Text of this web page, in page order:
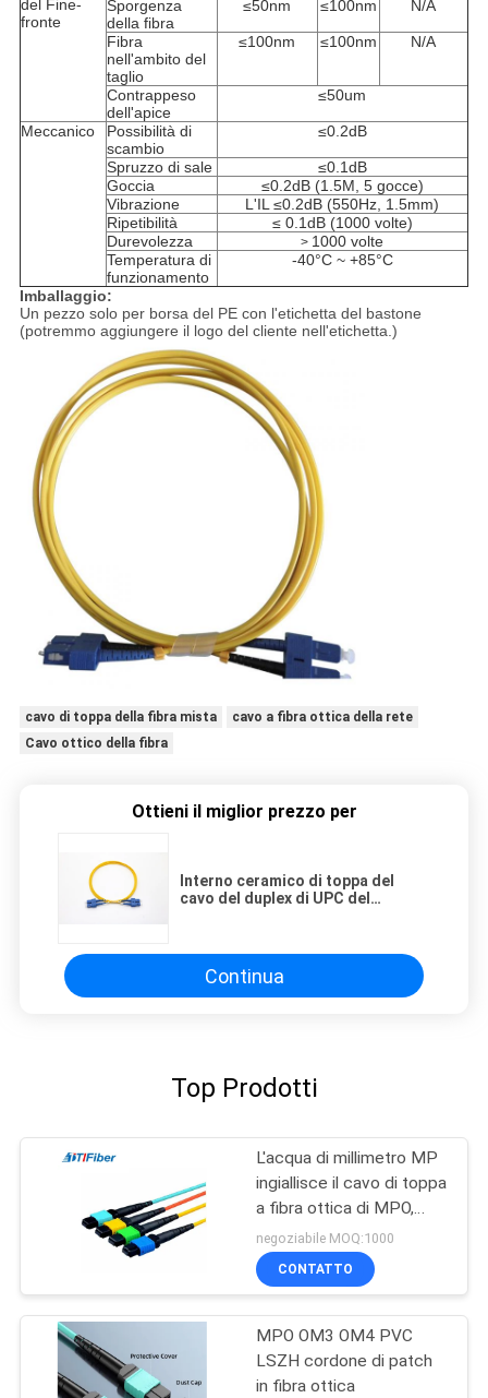
del Fine-
fronte
Sporgenza
della fibra
≤50nm ≤100nm N/A
Fibra
nell'ambito del
taglio
≤100nm ≤100nm N/A
Contrappeso
dell'apice
≤50um
Meccanico
Possibilità di
scambio
≤0.2dB
Spruzzo di sale
≤0.1dB
Goccia
≤0.2dB (1.5M, 5 gocce)
Vibrazione
L'IL ≤0.2dB (550Hz, 1.5mm)
Ripetibilità
≤ 0.1dB (1000 volte)
Durevolezza
> 1000 volte
Temperatura di
funzionamento
-40°C ~ +85°C
Imballaggio:
Un pezzo solo per borsa del PE con l'etichetta del bastone
(potremmo aggiungere il logo del cliente nell'etichetta.)
cavo di toppa della fibra mista
cavo a fibra ottica della rete
Cavo ottico della fibra
Ottieni il miglior prezzo per
Interno ceramico di toppa del
cavo del duplex di UPC del
Continua
Top Prodotti
L'acqua di millimetro MP
ingiallisce il cavo di toppa
a fibra ottica di MPO,
saltatore verde blu della
fibra di millimetro MP
negoziabile MOQ:1000
CONTATTO
MPO OM3 OM4 PVC
LSZH cordone di patch
in fibra ottica